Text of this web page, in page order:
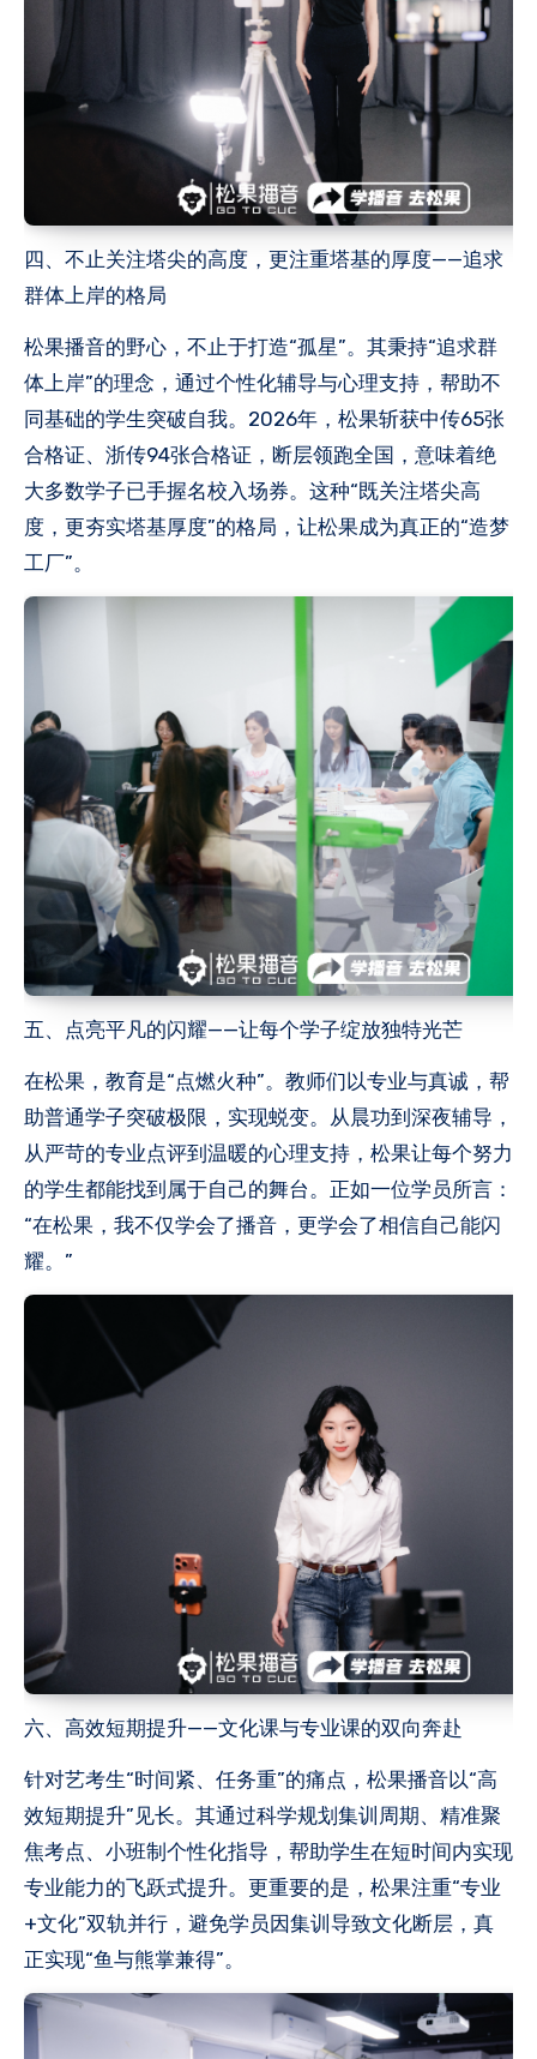
四、不止关注塔尖的高度，更注重塔基的厚度——追求
群体上岸的格局
松果播音的野心，不止于打造“孤星”。其秉持“追求群
体上岸”的理念，通过个性化辅导与心理支持，帮助不
同基础的学生突破自我。2026年，松果斩获中传65张
合格证、浙传94张合格证，断层领跑全国，意味着绝
大多数学子已手握名校入场券。这种“既关注塔尖高
度，更夯实塔基厚度”的格局，让松果成为真正的“造梦
工厂”。
五、点亮平凡的闪耀——让每个学子绽放独特光芒
在松果，教育是“点燃火种”。教师们以专业与真诚，帮
助普通学子突破极限，实现蜕变。从晨功到深夜辅导，
从严苛的专业点评到温暖的心理支持，松果让每个努力
的学生都能找到属于自己的舞台。正如一位学员所言：
“在松果，我不仅学会了播音，更学会了相信自己能闪
耀。”
六、高效短期提升——文化课与专业课的双向奔赴
针对艺考生“时间紧、任务重”的痛点，松果播音以“高
效短期提升”见长。其通过科学规划集训周期、精准聚
焦考点、小班制个性化指导，帮助学生在短时间内实现
专业能力的飞跃式提升。更重要的是，松果注重“专业
+文化”双轨并行，避免学员因集训导致文化断层，真
正实现“鱼与熊掌兼得”。